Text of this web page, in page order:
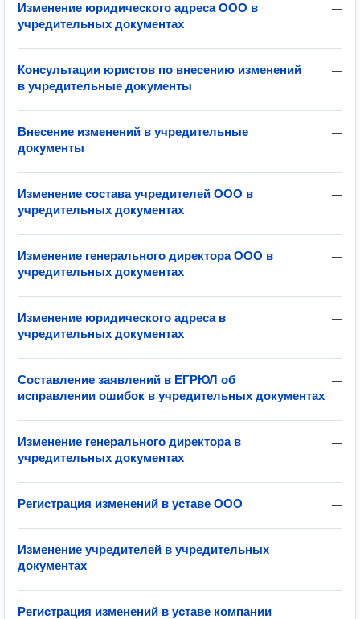
—
Изменение юридического адреса ООО в
учредительных документах
—
Консультации юристов по внесению изменений
в учредительные документы
—
Внесение изменений в учредительные
документы
—
Изменение состава учредителей ООО в
учредительных документах
—
Изменение генерального директора ООО в
учредительных документах
—
Изменение юридического адреса в
учредительных документах
—
Составление заявлений в ЕГРЮЛ об
исправлении ошибок в учредительных документах
—
Изменение генерального директора в
учредительных документах
—
Регистрация изменений в уставе ООО
—
Изменение учредителей в учредительных
документах
—
Регистрация изменений в уставе компании